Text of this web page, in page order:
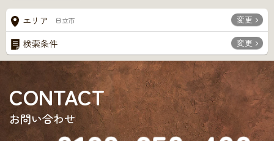
エリア 日立市 変更
検索条件 変更
CONTACT
お問い合わせ